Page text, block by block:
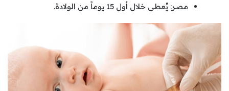
مصر: يُعطى خلال أول 15 يوماً من الولادة.